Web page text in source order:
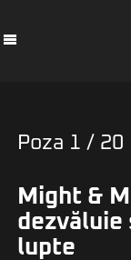
Poza 1 / 20
Might &
dezvăluie
lupte